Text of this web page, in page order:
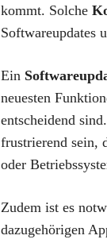
kommt. Solche
Softwareupdates
Ein
neuesten
entscheidend
frustrierend sein,
oder
Zudem ist es
dazugehörigen